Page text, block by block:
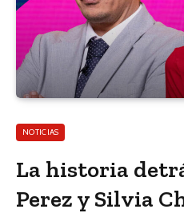
NOTICIAS
La historia
Perez y Silvia